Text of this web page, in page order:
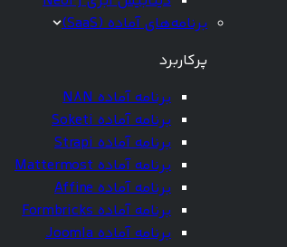
برنامه‌های آماده (SaaS)
پرکاربرد
برنامه آماده N8N
برنامه آماده Soketi
برنامه آماده Strapi
برنامه آماده Mattermost
برنامه آماده Affine
برنامه آماده Formbricks
برنامه آماده Joomla